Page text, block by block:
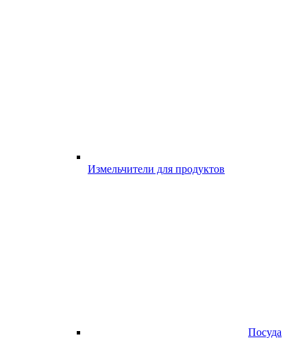
Измельчители для продуктов
Посуда